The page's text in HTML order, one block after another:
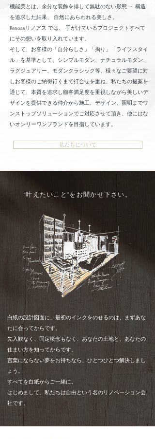
機能美とは、余分な装飾を排して無駄のない形態 ・ 構造
を追求した結果、 自然にあらわれる美しさ。
Renoasリノアス では、 手がけているプロジェクトすべて
にその想いを取り入れています。
そして、お客様の「自分らしさ」「拘り」「ライフスタイ
ル」を基準として、シンプルモダン、ナチュラルモダン、
ラグジュアリー、モダンクラシック等、様々なご要望に対
しお客様のご納得行くまで打合せを重ね、私たちの提案を
通じて、本質を追求し顧客満足度を重視しながら美しいデ
ザインを提供できる仲介から施工、デザイン、照明までワ
ンストップソリューションでご対応させて頂き、他にはな
いオンリーワンブランドを目指しています。
私たちについて
“叶えたいこと”をお聞かせ下さい。
白紙の設計図面に、最初のインクをのせるのは、まずあな
たに会ってからです。
先入観なく、固定概念もなく、あなたの土地と、あなたの
住まい方を知ってからです。
言葉にならない夢をお持ちなら、ひとつひとつ解決しまし
ょう。
すべてを白紙からご一緒に。
はじめまして。私たちは自由という名のリノベーション会
社です。